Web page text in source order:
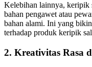
Kelebihan lainnya, keripik
bahan pengawet atau
bahan alami. Ini yang
terhadap produk keripik
2. Kreativitas Rasa